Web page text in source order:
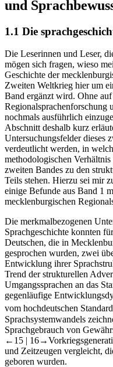
und
1.1 Die
Die Leserinnen und Leser,
mögen sich fragen, wieso
Geschichte der
Zweiten Weltkrieg hier um
Band ergänzt wird. Ohne
Regionalsprachenforschung
nochmals ausführlich
Abschnitt deshalb kurz
Untersuchungsfelder dieses
verdeutlicht werden, in
methodologischen Verhältnis
zweiten Bandes zu den
Teils stehen. Hierzu sei mir
einige Befunde aus Band 1
mecklenburgischen
Die merkmalbezogenen
Sprachgeschichte konnten
Deutschen, die in
gesprochen wurden, zwei
Entwicklung ihrer
Trend der strukturellen
Umgangssprachen an das
gegenläufige
vom hochdeutschen
Sprachsystemwandels
Sprachgebrauch von
←15 | 16→
und Zeitzeugen vergleicht,
geboren wurden.